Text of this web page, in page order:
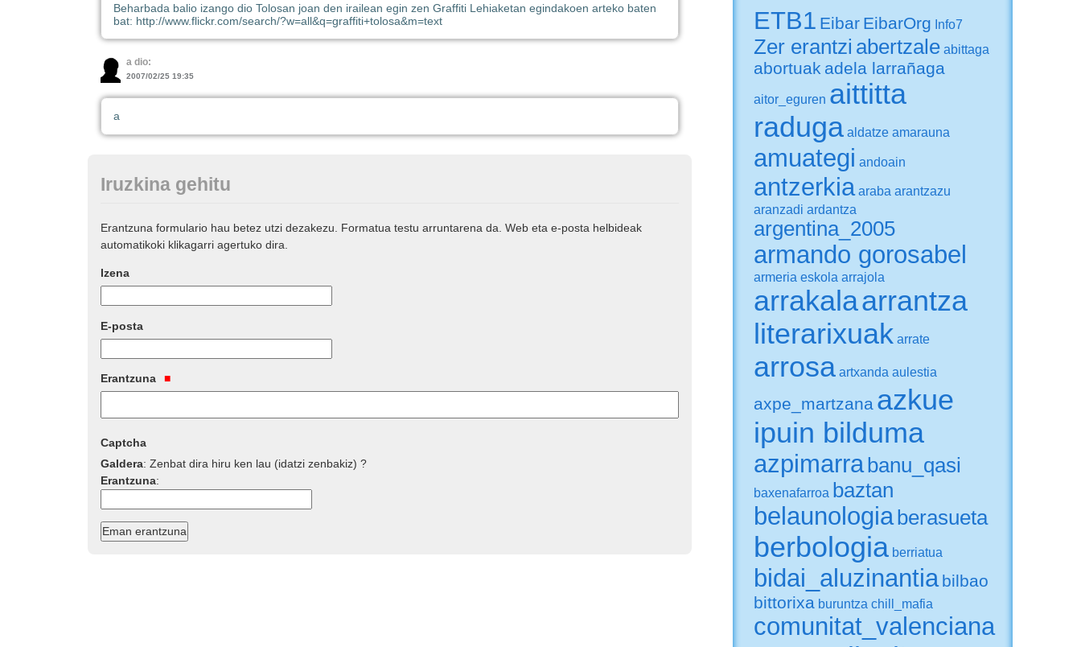
Beharbada balio izango dio Tolosan joan den irailean egin zen Graffiti Lehiaketan egindakoen arteko baten
bat: http://www.flickr.com/search/?w=all&q=graffiti+tolosa&m=text
a dio:
2007/02/25 19:35
a
Iruzkina gehitu
Erantzuna formulario hau betez utzi dezakezu. Formatua testu arruntarena da. Web eta e-posta helbideak
automatikoki klikagarri agertuko dira.
Izena
E-posta
Erantzuna
Captcha
Galdera:Zenbat dira hiru ken lau (idatzi zenbakiz) ?
Erantzuna:
ETB1 Eibar EibarOrg Info7
Zer erantzi abertzale abittaga
abortuak adela larrañaga
aitor_eguren aittitta
raduga aldatze amarauna
amuategi andoain
antzerkia araba arantzazu
aranzadi ardantza
argentina_2005
armando gorosabel
armeria eskola arrajola
arrakalaarrantza
literarixuak arrate
arrosa artxanda aulestia
axpe_martzana azkue
ipuin bilduma
azpimarra banu_qasi
baxenafarroa baztan
belaunologia berasueta
berbologia berriatua
bidai_aluzinantia bilbao
bittorixa buruntza chill_mafia
comunitat_valenciana